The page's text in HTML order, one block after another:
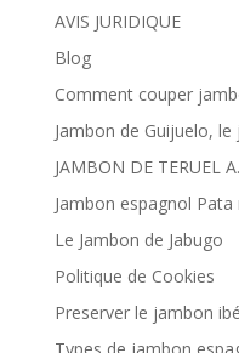
AVIS JURIDIQUE
Blog
Comment couper
Jambon de Guijuelo,
JAMBON DE TERUEL
Jambon espagnol
Le Jambon de Jabugo
Politique de Cookies
Preserver le jambon
Types de jambon